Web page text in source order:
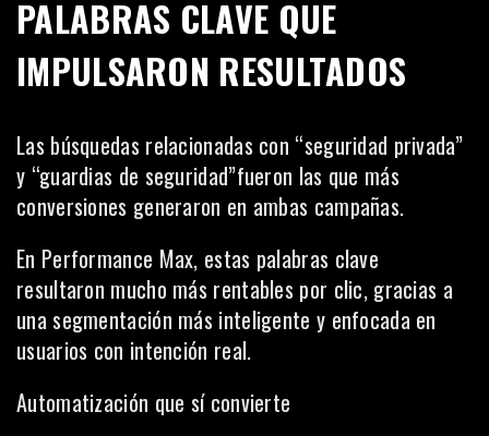
PALABRAS CLAVE QUE
IMPULSARON RESULTADOS
Las búsquedas relacionadas con “seguridad privada”
y “guardias de seguridad”fueron las que más
conversiones generaron en ambas campañas.
En Performance Max, estas palabras clave
resultaron mucho más rentables por clic, gracias a
una segmentación más inteligente y enfocada en
usuarios con intención real.
Automatización que sí convierte